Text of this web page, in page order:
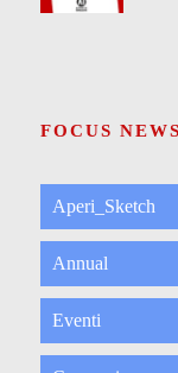
FOCUS NEWS
Aperi_Sketch
Annual
Eventi